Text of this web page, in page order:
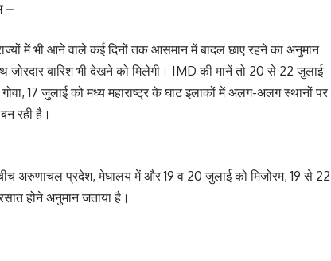
–
में भी आने वाले कई दिनों तक आसमान में बादल छाए रहने का अनुमान
बारिश भी देखने को मिलेगी। IMD की मानें तो 20 से 22 जुलाई
17 जुलाई को मध्य महाराष्ट्र के घाट इलाकों में अलग-अलग स्थानों पर
रही है।
अरुणाचल प्रदेश, मेघालय में और 19 व 20 जुलाई को मिजोरम, 19 से 22
होने अनुमान जताया है।